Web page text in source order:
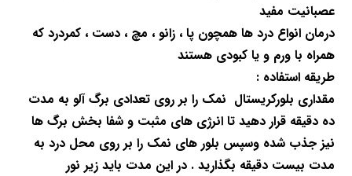
عصبانیت مفید
درمان انواع درد ها همچون پا ، زانو ، مچ ، دست ، کمردرد که
همراه با ورم و یا کبودی هستند
طریقه استفاده :
مقداری بلورکریستال نمک را بر روی تعدادی برگ آلو به مدت
ده دقیقه قرار دهید تا انرژی های مثبت و شفا بخش برگ ها
نیز جذب شده وسپس بلور های نمک را بر روی محل درد به
مدت بیست دقیقه بگذارید . در این مدت باید زیر نور